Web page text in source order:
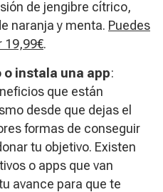
de jengibre cítrico,
naranja y menta. Puedes
19,99€.
instala una app:
que están
desde que dejas el
formas de conseguir
tu objetivo. Existen
o apps que van
avance para que te